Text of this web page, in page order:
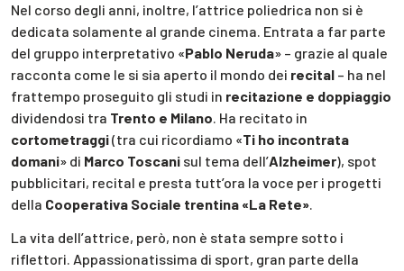
Nel corso degli anni, inoltre, l’attrice poliedrica non si è
dedicata solamente al grande cinema. Entrata a far parte
del gruppo interpretativo «Pablo Neruda» – grazie al quale
racconta come le si sia aperto il mondo dei recital – ha nel
frattempo proseguito gli studi in recitazione e doppiaggio
dividendosi tra Trento e Milano. Ha recitato in
cortometraggi(tra cui ricordiamo «Ti ho incontrata
domani» di Marco Toscani sul tema dell’Alzheimer), spot
pubblicitari, recital e presta tutt’ora la voce per i progetti
della Cooperativa Sociale trentina «La Rete».
La vita dell’attrice, però, non è stata sempre sotto i
riflettori. Appassionatissima di sport, gran parte della